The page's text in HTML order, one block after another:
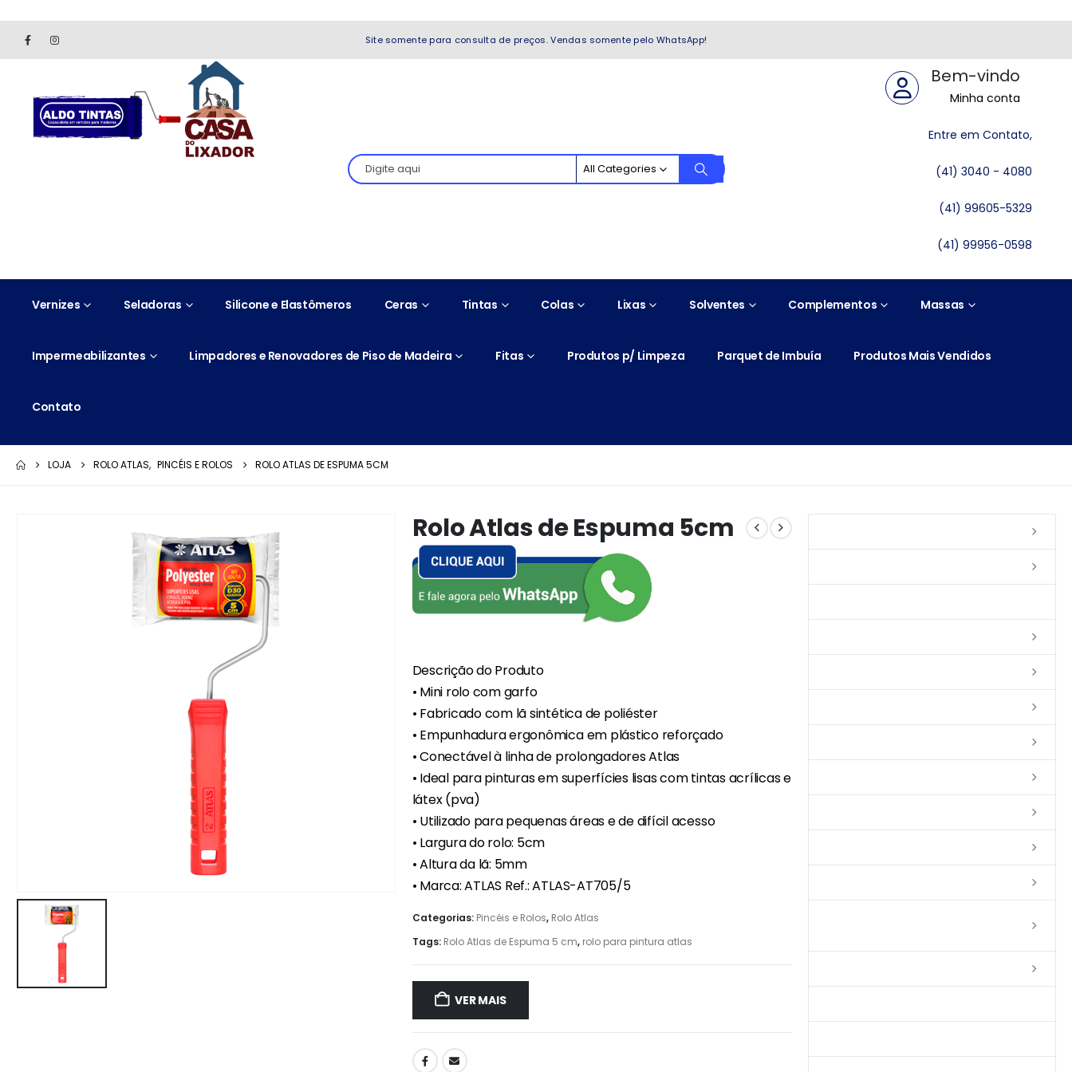
Site somente para consulta de preços. Vendas somente pelo WhatsApp!
All Categories
Bem-vindo
Minha conta
Entre em Contato,
(41) 3040 - 4080
(41) 99605-5329
(41) 99956-0598
Vernizes Seladoras Silicone e Elastômeros Ceras Tintas Colas Lixas Solventes Complementos Massas
Impermeabilizantes Limpadores e Renovadores de Piso de Madeira Fitas Produtos p/ Limpeza Parquet de Imbuía Produtos Mais Vendidos
Contato
LOJA ROLO ATLAS, PINCÉIS E ROLOS ROLO ATLAS DE ESPUMA 5CM
Rolo Atlas de Espuma 5cm
Descrição do Produto
• Mini rolo com garfo
• Fabricado com lã sintética de poliéster
• Empunhadura ergonômica em plástico reforçado
• Conectável à linha de prolongadores Atlas
• Ideal para pinturas em superfícies lisas com tintas acrílicas e
látex (pva)
• Utilizado para pequenas áreas e de difícil acesso
• Largura do rolo: 5cm
• Altura da lã: 5mm
• Marca: ATLAS Ref.: ATLAS-AT705/5
Categorias: Pincéis e Rolos, Rolo Atlas
Tags: Rolo Atlas de Espuma 5 cm, rolo para pintura atlas
VER MAIS